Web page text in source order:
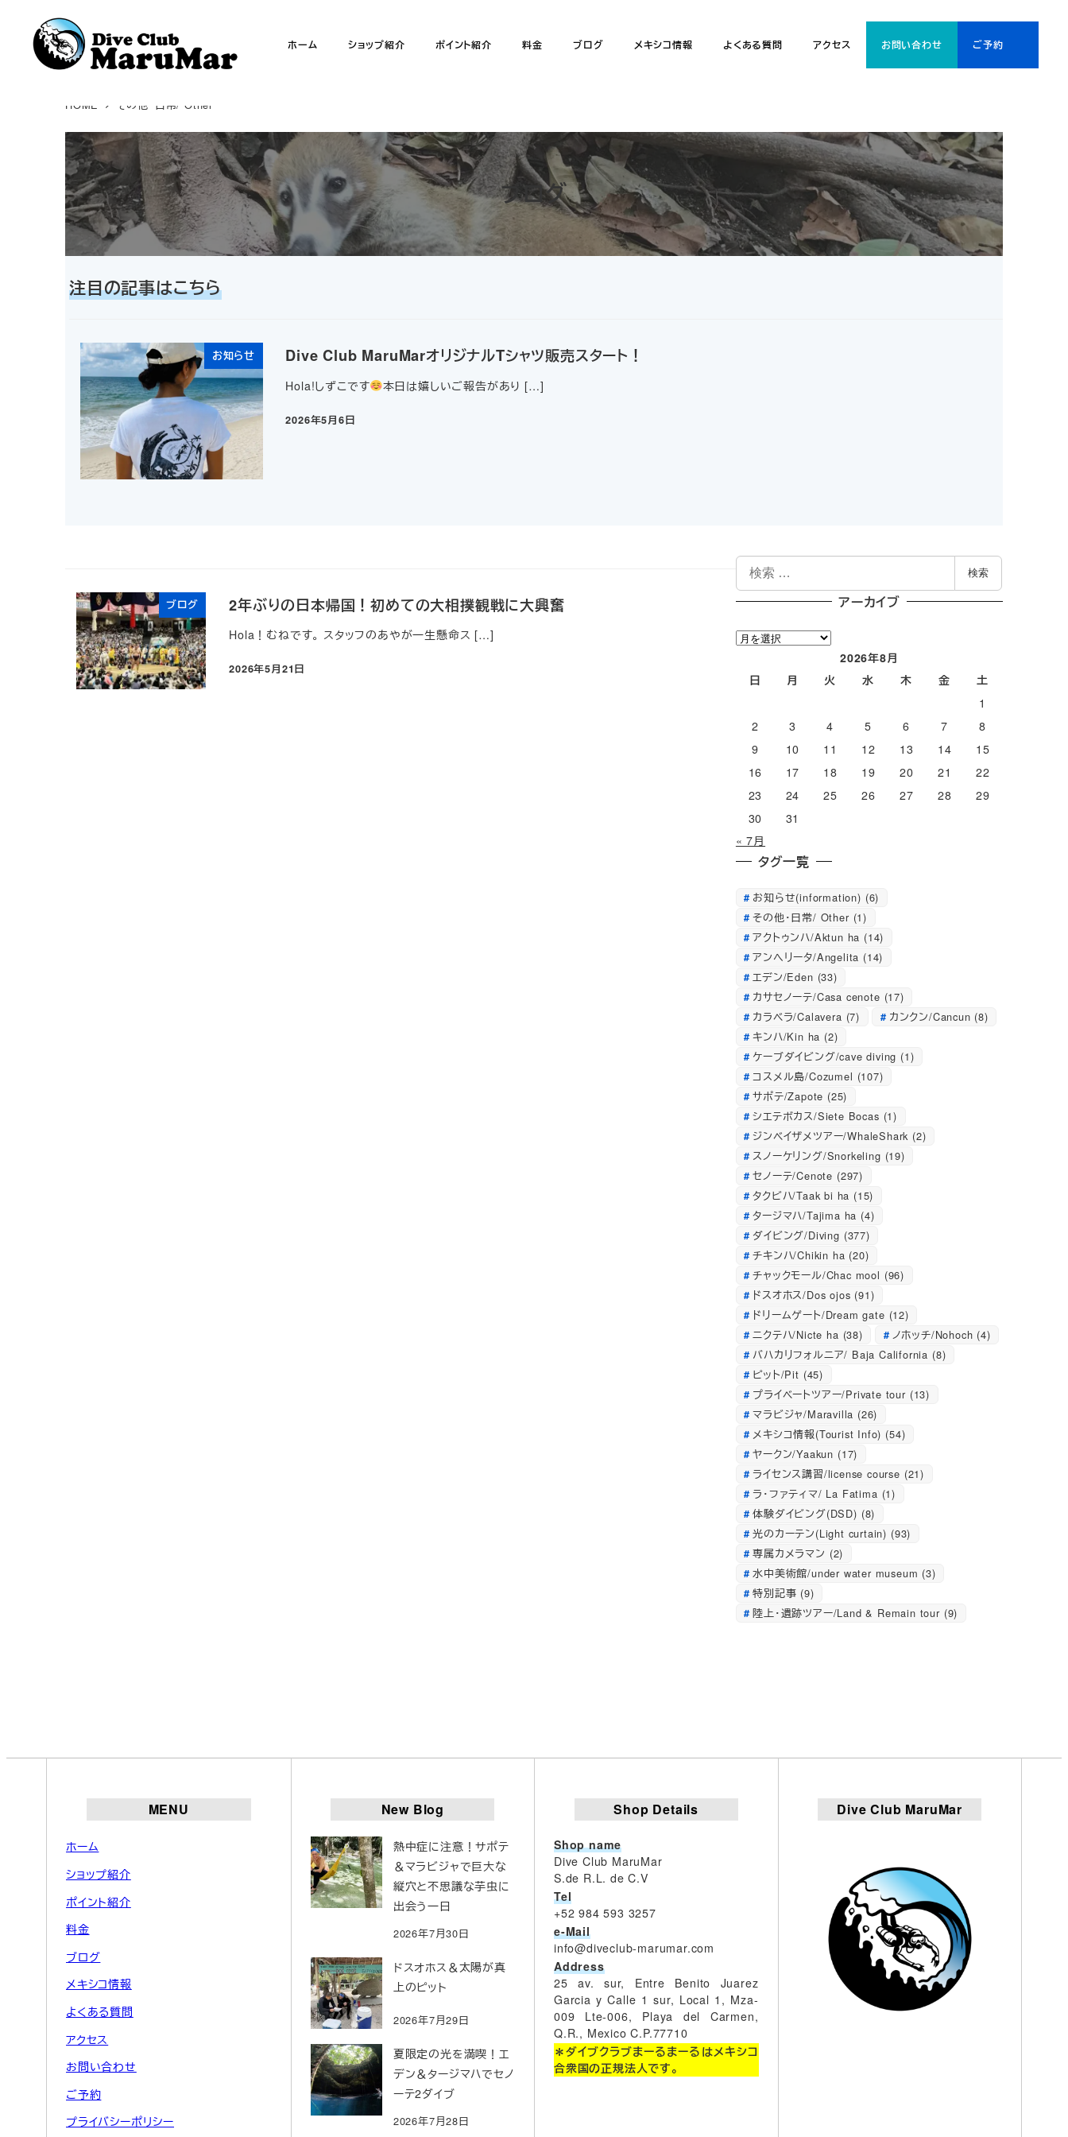
ホーム ショップ紹介 ポイント紹介 料金 ブログ メキシコ情報 よくある質問 アクセス お問い合わせ ご予約
HOME その他・日常/ Other
ブログ
注目の記事はこちら
お知らせ Dive Club MaruMarオリジナルTシャツ販売スタート！
Hola!しずこです 本日は嬉しいご報告があり […]
投稿日
2026年5月6日
ブログ 2年ぶりの日本帰国！初めての大相撲観戦に大興奮
Hola！むねです。 スタッフのあやが一生懸命ス […]
投稿日
2026年5月21日
検
索
検索
アーカイブ
ア
2026年8月
日
月 火 水 木 金
土
1
2
3 4 5 6 7
8
9
10 11 12 13 14
15
16
17 18 19 20 21
22
23
24 25 26 27 28
29
30
31
« 7月
タグ一覧
お知らせ(information) (6)
その他・日常/ Other (1)
アクトゥンハ/Aktun ha (14)
アンへリータ/Angelita (14)
エデン/Eden (33)
カサセノーテ/Casa cenote (17)
カラベラ/Calavera (7) カンクン/Cancun (8)
キンハ/Kin ha (2)
ケーブダイビング/cave diving (1)
コスメル島/Cozumel (107)
サポテ/Zapote (25)
シエテボカス/Siete Bocas (1)
ジンベイザメツアー/WhaleShark (2)
スノーケリング/Snorkeling (19)
セノーテ/Cenote (297)
タクビハ/Taak bi ha (15)
タージマハ/Tajima ha (4)
ダイビング/Diving (377)
チキンハ/Chikin ha (20)
チャックモール/Chac mool (96)
ドスオホス/Dos ojos (91)
ドリームゲート/Dream gate (12)
ニクテハ/Nicte ha (38) ノホッチ/Nohoch (4)
バハカリフォルニア/ Baja California (8)
ピット/Pit (45)
プライベートツアー/Private tour (13)
マラビジャ/Maravilla (26)
メキシコ情報(Tourist Info) (54)
ヤークン/Yaakun (17)
ライセンス講習/license course (21)
ラ・ファティマ/ La Fatima (1)
体験ダイビング(DSD) (8)
光のカーテン(Light curtain) (93)
専属カメラマン (2)
水中美術館/under water museum (3)
特別記事 (9)
陸上・遺跡ツアー/Land & Remain tour (9)
MENU
ホーム
ショップ紹介
ポイント紹介
料金
ブログ
メキシコ情報
よくある質問
アクセス
お問い合わせ
ご予約
プライバシーポリシー
New Blog
熱中症に注意！サポテ
＆マラビジャで巨大な
縦穴と不思議な芋虫に
出会う一日
2026年7月30日
ドスオホス＆太陽が真
上のピット
2026年7月29日
夏限定の光を満喫！エ
デン＆タージマハでセノ
ーテ2ダイブ
2026年7月28日
Shop Details
Shop name
Dive Club MaruMar
S.de R.L. de C.V
Tel
+52 984 593 3257
e-Mail
info@diveclub-marumar.com
Address
25 av. sur, Entre Benito Juarez
Garcia y Calle 1 sur, Local 1, Mza-
009 Lte-006, Playa del Carmen,
Q.R., Mexico C.P.77710
＊ダイブクラブまーるまーるはメキシコ
合衆国の正規法人です。
Dive Club MaruMar